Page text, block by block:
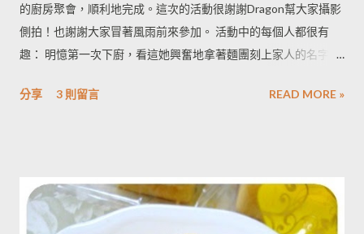
的廚房聚會，順利地完成。這次的活動很謝謝Dragon幫大家攝影
側拍！也謝謝大家冒著風雨前來參加。 活動中的每個人都很有
趣： 明憶第一次下廚，看這她興奮地拿著麵團刻上家人的名字，
玩耍，一對可愛的情侶！Kory也很喜歡拍照和Dragon都帶了專業
後～～～
分享 3 則留言 READ MORE »